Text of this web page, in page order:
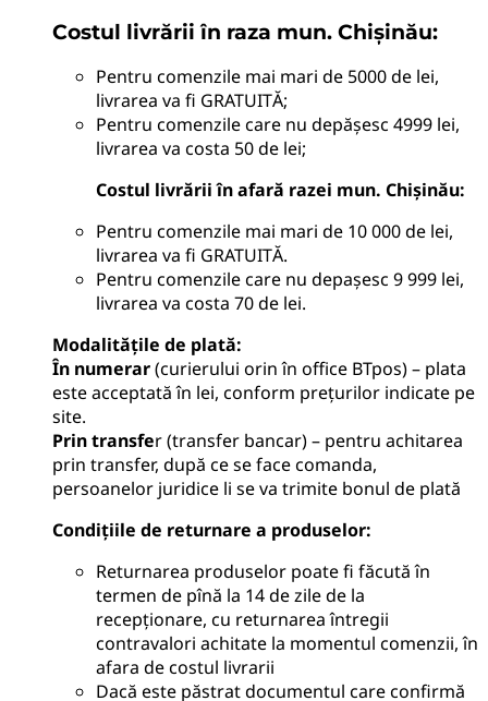
Costul livrării în raza mun. Chișinău:
Pentru comenzile mai mari de 5000 de lei,
livrarea va fi GRATUITĂ;
Pentru comenzile care nu depășesc 4999 lei,
livrarea va costa 50 de lei;
Costul livrării în afară razei mun. Chișinău:
Pentru comenzile mai mari de 10 000 de lei,
livrarea va fi GRATUITĂ.
Pentru comenzile care nu depașesc 9 999 lei,
livrarea va costa 70 de lei.
Modalitățile de plată:
În numerar(curierului orin în office BTpos) – plata
este acceptată în lei, conform prețurilor indicate pe
site.
Prin transfer (transfer bancar) – pentru achitarea
prin transfer, după ce se face comanda,
persoanelor juridice li se va trimite bonul de plată
Condițiile de returnare a produselor:
Returnarea produselor poate fi făcută în
termen de pînă la 14 de zile de la
recepționare, cu returnarea întregii
contravalori achitate la momentul comenzii, în
afara de costul livrarii
Dacă este păstrat documentul care confirmă